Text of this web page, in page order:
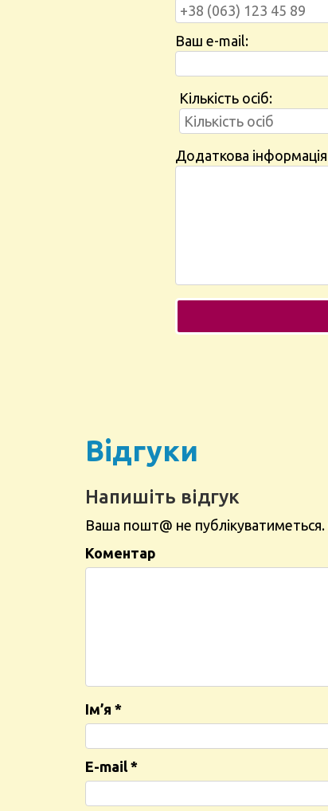
Ваш e-mail:
Кількість осіб:
Додаткова інформація
Відгуки
Напишіть відгук
Ваша пошт@ не публікуватиметься.
Коментар
Ім’я *
E-mail *